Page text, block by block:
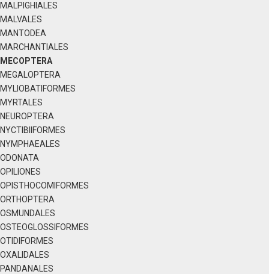
MALPIGHIALES
MALVALES
MANTODEA
MARCHANTIALES
MECOPTERA
MEGALOPTERA
MYLIOBATIFORMES
MYRTALES
NEUROPTERA
NYCTIBIIFORMES
NYMPHAEALES
ODONATA
OPILIONES
OPISTHOCOMIFORMES
ORTHOPTERA
OSMUNDALES
OSTEOGLOSSIFORMES
OTIDIFORMES
OXALIDALES
PANDANALES